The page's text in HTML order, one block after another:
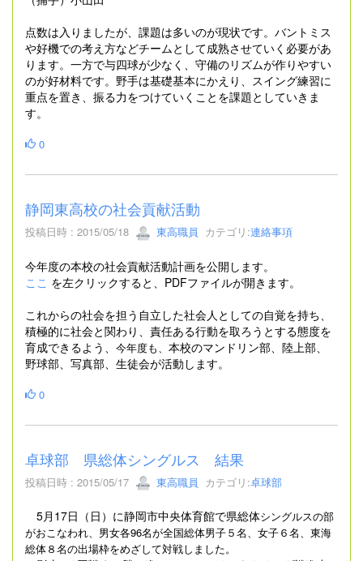
点数は入りましたが、課題は多いのが現状です。バントミス
や好機での考え方などチームとして成熟させていく必要があ
ります。一方で与四球が少なく、守備のリズムが作りやすい
のが好材料です。野手は基礎基本にかえり、スイング練習に
重点を置き、振る力をつけていくことを課題としていきま
す。
0
静岡東高校の社会貢献活動
投稿日時 : 2015/05/18 東高職員 カテゴリ:連絡事項
今年度の本校の社会貢献活動計画を公開します。
ここ を左クリックすると、PDFファイルが開きます。
これからの社会を担う自立した社会人としての自覚を持ち、
積極的に社会と関わり、責任ある行動を取ろうとする態度を
育成できるよう、 今年度も、 本校のマンドリン部、陸上部、
野球部、写真部、生徒会が活動します。
0
卓球部 県総体シングルス 結果
投稿日時 : 2015/05/17 東高職員 カテゴリ:卓球部
5月17日（日）に静岡市中央体育館で県総体シングルスの部
がおこなわれ、男女各96名が全国総体男子５名、女子６名、東海
総体８名の出場枠をめざして対戦しました。